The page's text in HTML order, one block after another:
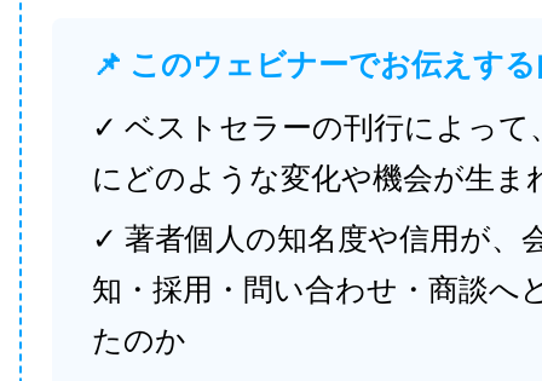
📌 このウェビナーでお伝えす
✓ ベストセラーの刊行によって
にどのような変化や機会が生ま
✓ 著者個人の知名度や信用が、
知・採用・問い合わせ・商談へ
たのか